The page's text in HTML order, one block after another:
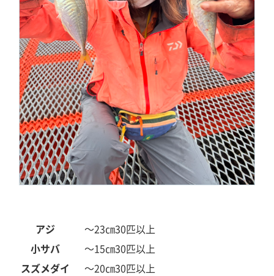
アジ ～23㎝30匹以上
小サバ
～15㎝30匹以上
スズメダイ
～20㎝30匹以上